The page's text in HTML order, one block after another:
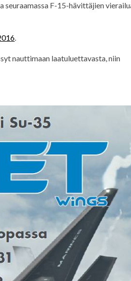
seuraamassa F-15-hävittäjien
.
nauttimaan laatuluettavasta, niin